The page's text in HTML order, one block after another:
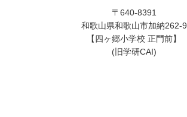
〒640-8391
和歌山県和歌山市加納262-9
【四ヶ郷小学校 正門前】
(旧学研CAI)